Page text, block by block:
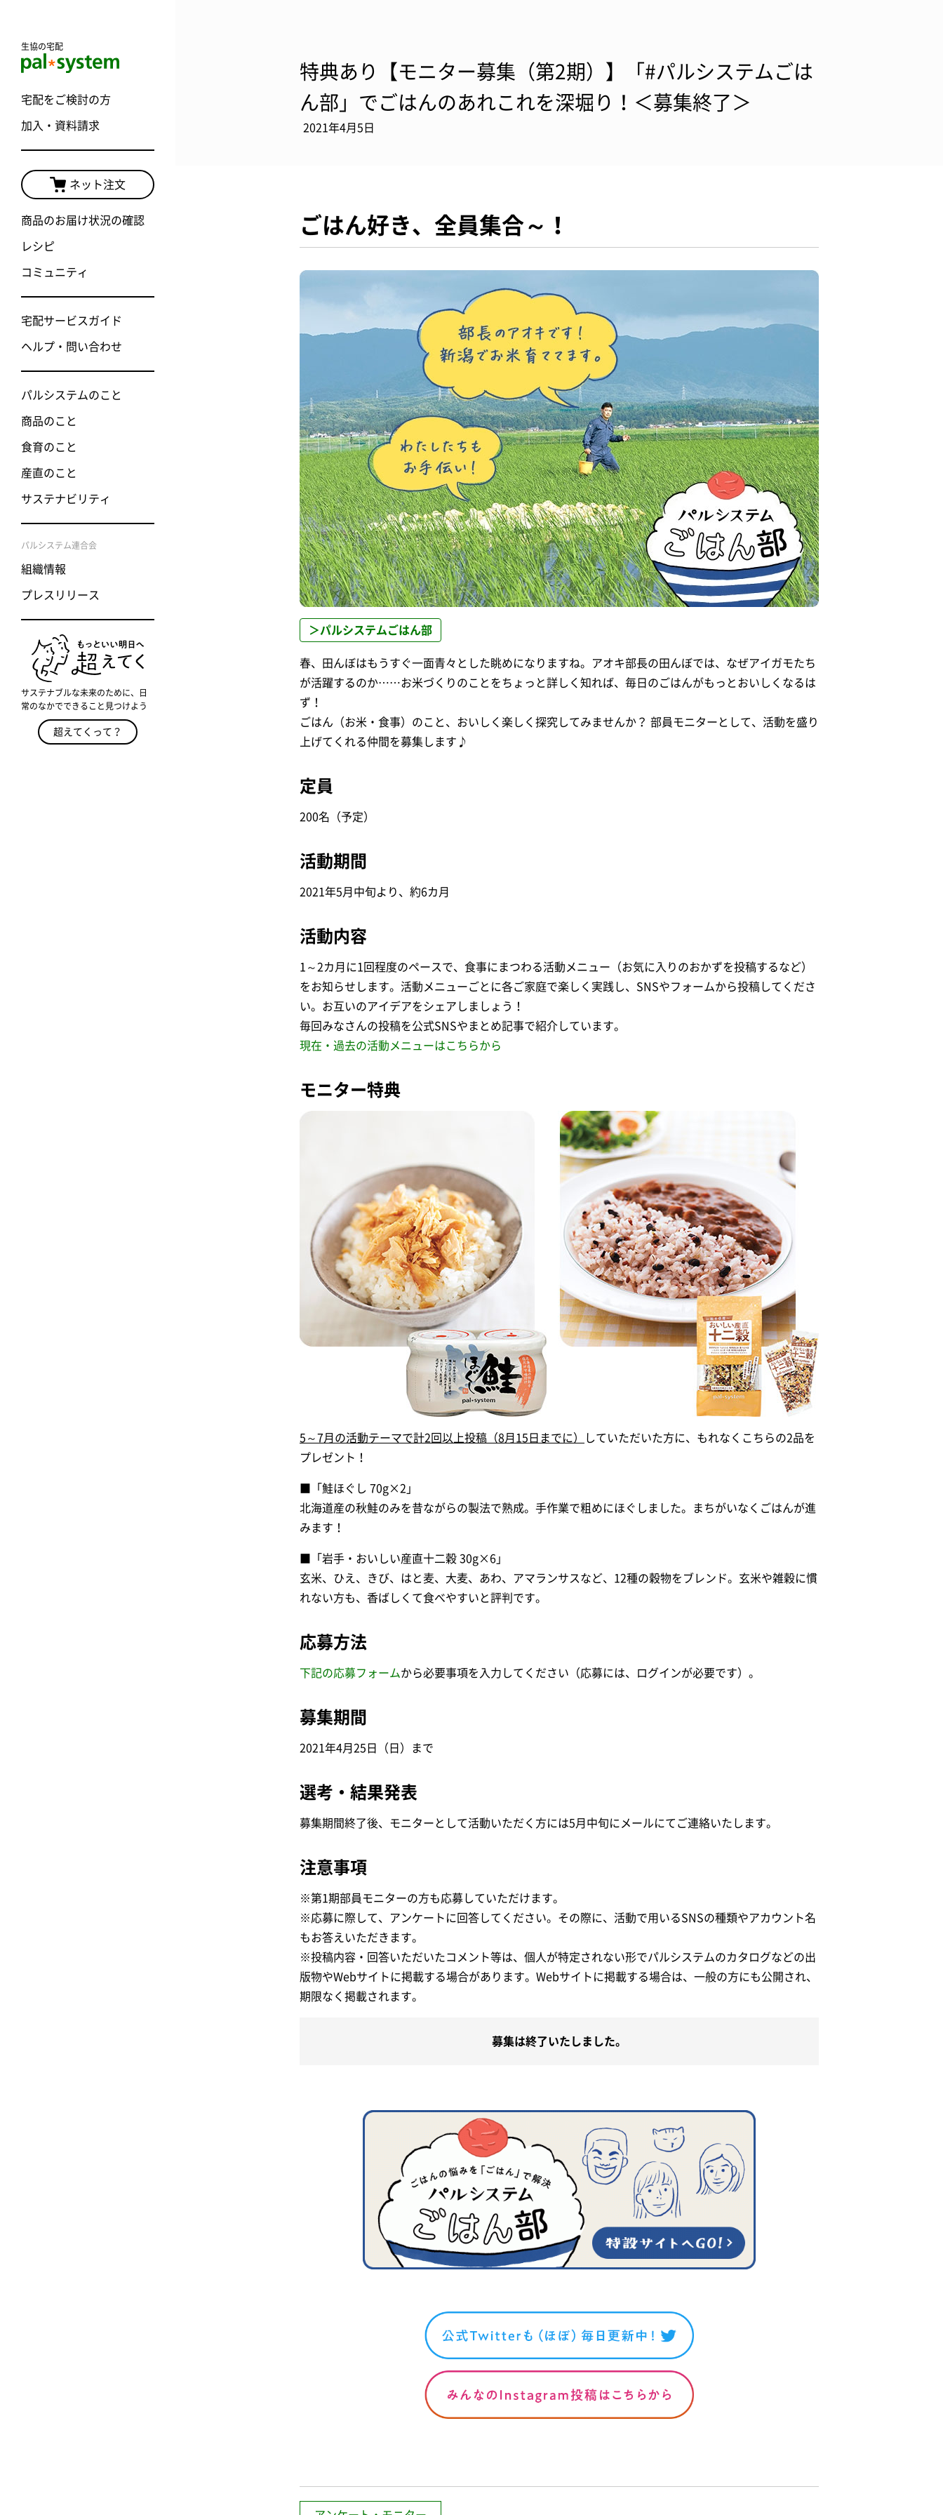
生協の宅配
宅配をご検討の方
加入・資料請求
ネット注文
商品のお届け状況の確認
レシピ
コミュニティ
宅配サービスガイド
ヘルプ・問い合わせ
パルシステムのこと
商品のこと
食育のこと
産直のこと
サステナビリティ
パルシステム連合会
組織情報
プレスリリース
サステナブルな未来のために、日
常のなかでできること見つけよう
超えてくって？
特典あり【モニター募集（第2期）】「#パルシステムごは
ん部」でごはんのあれこれを深堀り！＜募集終了＞
2021年4月5日
ごはん好き、全員集合～！
＞パルシステムごはん部
春、田んぼはもうすぐ一面青々とした眺めになりますね。アオキ部長の田んぼでは、なぜアイガモたち
が活躍するのか……お米づくりのことをちょっと詳しく知れば、毎日のごはんがもっとおいしくなるは
ず！
ごはん（お米・食事）のこと、おいしく楽しく探究してみませんか？ 部員モニターとして、活動を盛り
上げてくれる仲間を募集します♪
定員
200名（予定）
活動期間
2021年5月中旬より、約6カ月
活動内容
1～2カ月に1回程度のペースで、食事にまつわる活動メニュー（お気に入りのおかずを投稿するなど）
をお知らせします。活動メニューごとに各ご家庭で楽しく実践し、SNSやフォームから投稿してくださ
い。お互いのアイデアをシェアしましょう！
毎回みなさんの投稿を公式SNSやまとめ記事で紹介しています。
現在・過去の活動メニューはこちらから
モニター特典
5～7月の活動テーマで計2回以上投稿（8月15日までに）
していただいた方に、もれなくこちらの2品を
プレゼント！
■「鮭ほぐし 70g×2」
北海道産の秋鮭のみを昔ながらの製法で熟成。手作業で粗めにほぐしました。まちがいなくごはんが進
みます！
■「岩手・おいしい産直十二穀 30g×6」
玄米、ひえ、きび、はと麦、大麦、あわ、アマランサスなど、12種の穀物をブレンド。玄米や雑穀に慣
れない方も、香ばしくて食べやすいと評判です。
応募方法
下記の応募フォームから必要事項を入力してください（応募には、ログインが必要です）。
募集期間
2021年4月25日（日）まで
選考・結果発表
募集期間終了後、モニターとして活動いただく方には5月中旬にメールにてご連絡いたします。
注意事項
※第1期部員モニターの方も応募していただけます。
※応募に際して、アンケートに回答してください。その際に、活動で用いるSNSの種類やアカウント名
もお答えいただきます。
※投稿内容・回答いただいたコメント等は、個人が特定されない形でパルシステムのカタログなどの出
版物やWebサイトに掲載する場合があります。Webサイトに掲載する場合は、一般の方にも公開され、
期限なく掲載されます。
募集は終了いたしました。